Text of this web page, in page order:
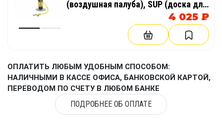
(воздушная палуба), SUP (доска для
4 025 ₽
ОПЛАТИТЬ ЛЮБЫМ УДОБНЫМ СПОСОБОМ:
НАЛИЧНЫМИ В КАССЕ ОФИСА, БАНКОВСКОЙ КАРТОЙ,
ПЕРЕВОДОМ ПО СЧЕТУ В ЛЮБОМ БАНКЕ
ПОДРОБНЕЕ ОБ ОПЛАТЕ